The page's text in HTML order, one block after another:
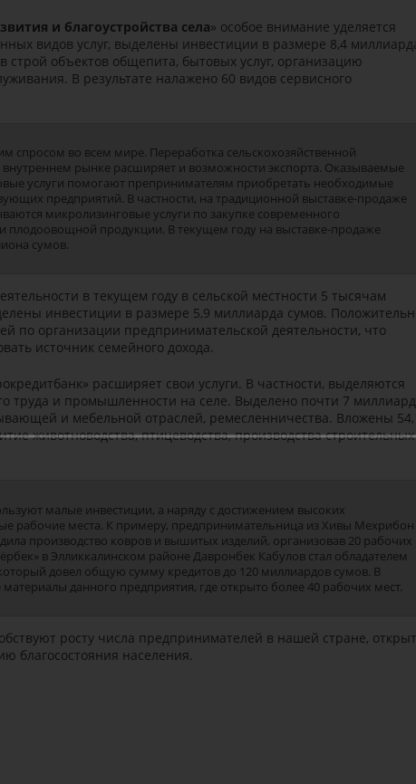
и благоустройства села» особое внимание уделяется
видов услуг, выделены инвестиции в размере 8,4
объектов общепита, бытовых услуг, организацию
В результате налажено 60 видов сервисного
во всем мире. Переработка сельскохозяйственной
рынке расширяет и возможности экспорта. Оказываемые
услуги помогают препринимателям приобретать необходимые
предприятий. В частности, на традиционной выставке-продаже
микролизинговые услуги по закупке современного
плодоовощной продукции. В текущем году на выставке-продаже
сумов.
в текущем году в сельской местности 5 тысячам
инвестиции в размере 5,9 миллиарда сумов.
по организации предпринимательской деятельности, что
источник семейного дохода.
расширяет свои услуги. В частности, выделяются
труда и промышленности на селе. Выделено почти 7
и мебельной отраслей, ремесленничества. Вложены
животноводства, птицеводства, производства строительных
малые инвестиции, а наряду с достижением высоких
рабочие места. К примеру, предпринимательница из Хивы Мехрибон
производство ковров и вышитых изделий, организовав 20 рабочих
в Элликкалинском районе Давронбек Кабулов стал обладателем
довел общую сумму кредитов до 120 миллиардов сумов. В
данного предприятия, где открыто более 40 рабочих мест.
росту числа предпринимателей в нашей стране,
благосостояния населения.